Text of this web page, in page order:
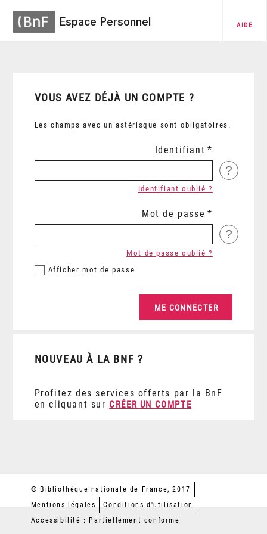
Espace Personnel AIDE
VOUS AVEZ DÉJÀ UN COMPTE ?
Les champs avec un astérisque sont obligatoires.
Identifiant
?
Identifiant oublié ?
Mot de passe
?
Afficher mot de passe
Mot de passe oublié ?
NOUVEAU À LA BNF ?
Profitez des services offerts par la BnF
en cliquant sur CRÉER UN COMPTE
© Bibliothèque nationale de France, 2017
Mentions légales
Conditions d'utilisation
Accessibilité : Partiellement conforme